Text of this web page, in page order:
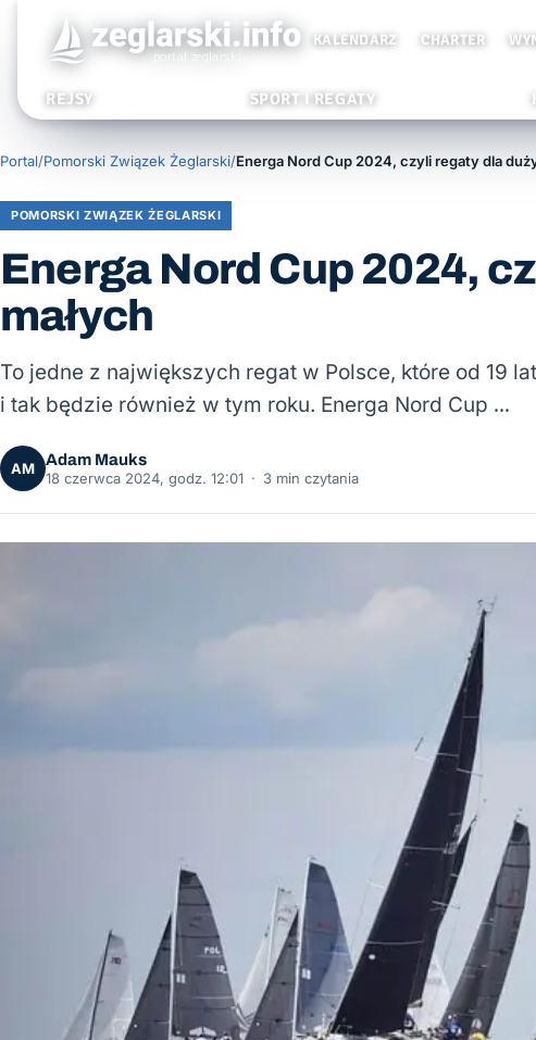
KALENDARZ CHARTER
REJSY SPORT I REGATY
Portal/Pomorski Związek Żeglarski/
POMORSKI ZWIĄZEK ŻEGLARSKI
Energa Nord Cup 2024,
małych
To jedne z największych regat w Polsce, które od 19
i tak będzie również w tym roku. Energa Nord Cup …
AM
Adam Mauks
18 czerwca 2024, godz. 12:01 · 3 min czytania